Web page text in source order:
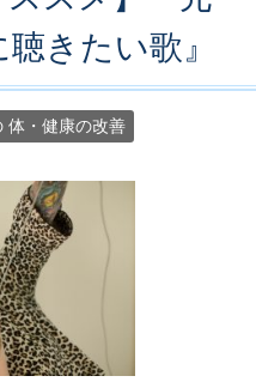
きたい歌』
体・健康の改善